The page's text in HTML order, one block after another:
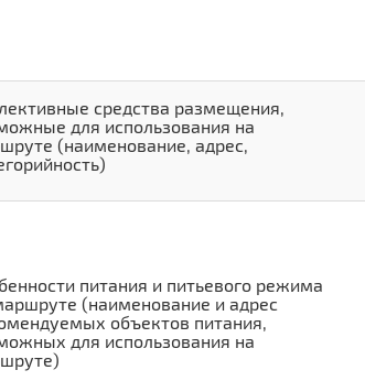
средства размещения,
для использования на
(наименование, адрес,
питания и питьевого режима
(наименование и адрес
объектов питания,
для использования на